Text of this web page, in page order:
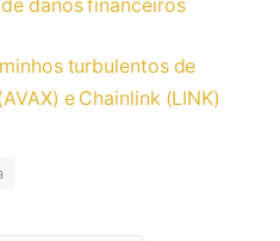
danos financeiros
turbulentos de
e Chainlink (LINK)